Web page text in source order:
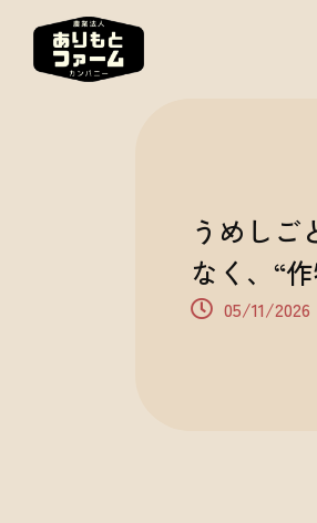
うめしご
なく、“
05/11/2026